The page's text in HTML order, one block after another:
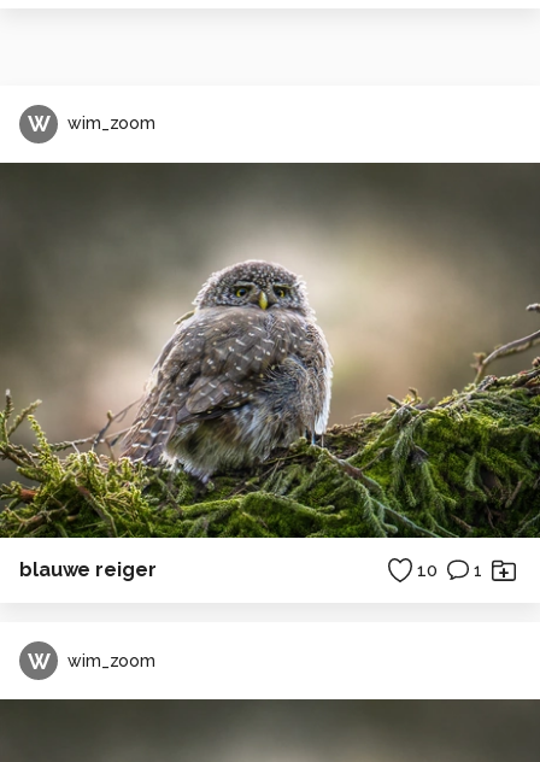
W wim_zoom
blauwe reiger 10 1
W wim_zoom